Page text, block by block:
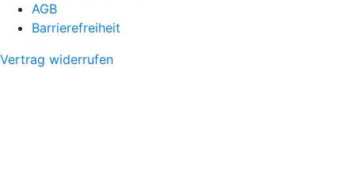
AGB
Barrierefreiheit
Vertrag widerrufen